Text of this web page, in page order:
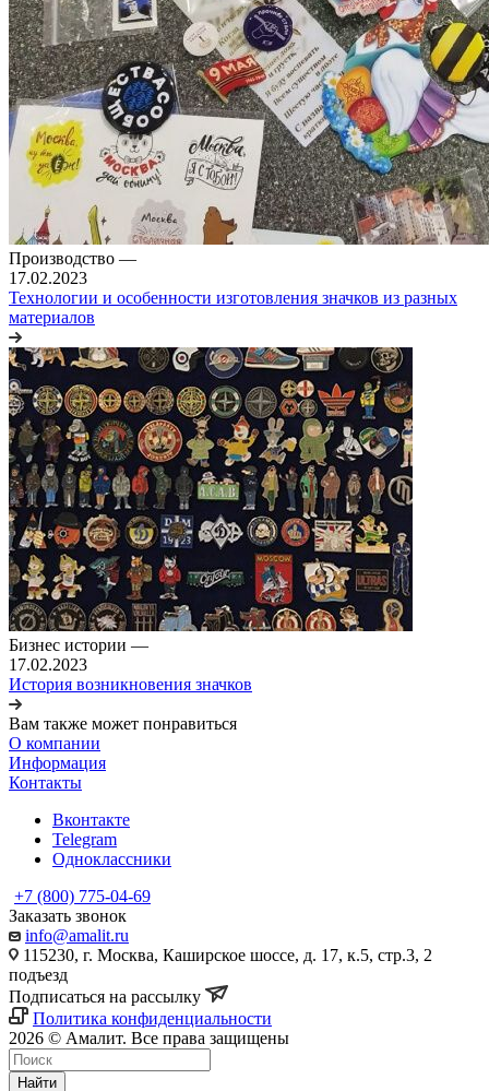
Производство —
17.02.2023
Технологии и особенности изготовления значков из разных
материалов
Бизнес истории —
17.02.2023
История возникновения значков
Вам также может понравиться
О компании
Информация
Контакты
Вконтакте
Telegram
Одноклассники
+7 (800) 775-04-69
Заказать звонок
info@amalit.ru
115230, г. Москва, Каширское шоссе, д. 17, к.5, стр.3, 2
подъезд
Подписаться на рассылку
Политика конфиденциальности
2026 © Амалит. Все права защищены
Найти